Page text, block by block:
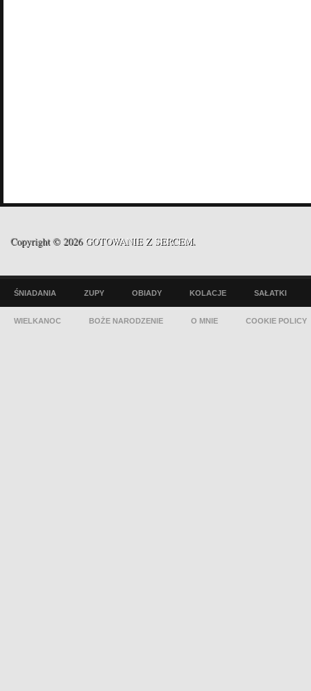
Copyright © 2026 GOTOWANIE Z SERCEM.
ŚNIADANIA ZUPY OBIADY KOLACJE SAŁATKI
WIELKANOC BOŻE NARODZENIE O MNIE COOKIE POLICY